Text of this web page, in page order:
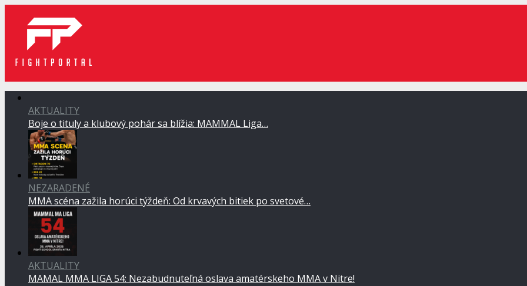
AKTUALITY
Boje o tituly a klubový pohár sa blížia: MAMMAL Liga…
NEZARADENÉ
MMA scéna zažila horúci týždeň: Od krvavých bitiek po svetové…
AKTUALITY
MAMAL MMA LIGA 54: Nezabudnuteľná oslava amatérskeho MMA v Nitre!